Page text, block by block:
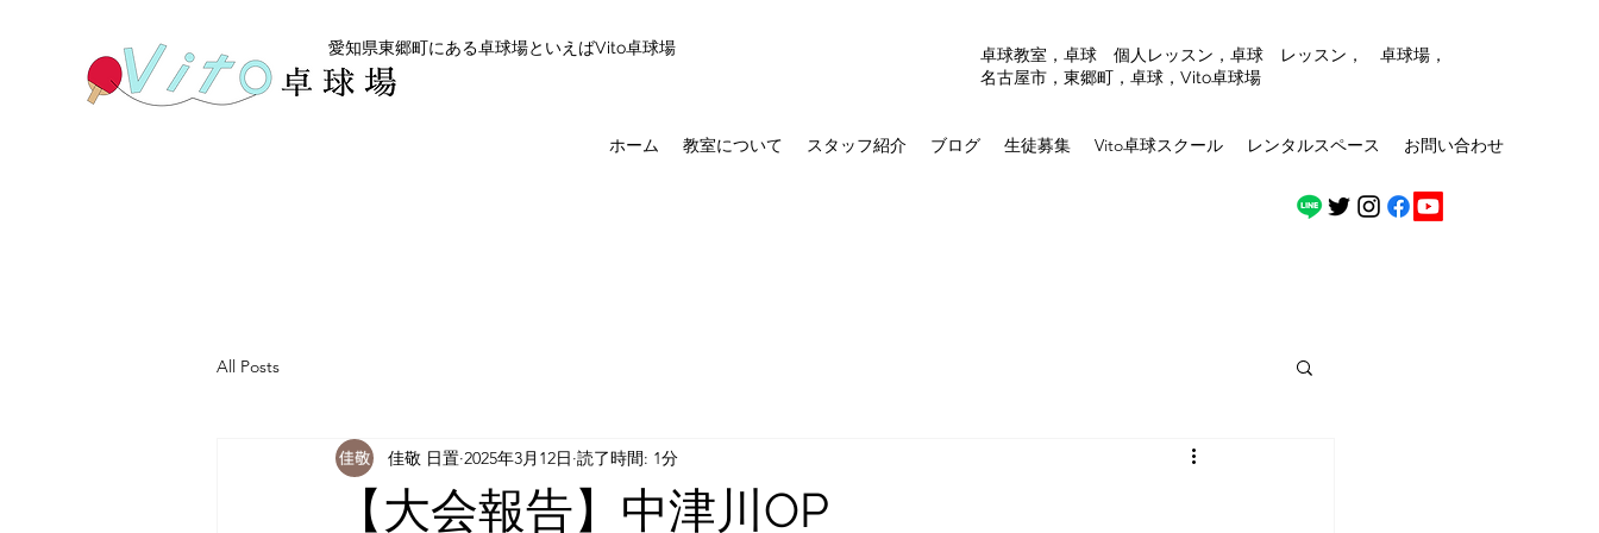
愛知県東郷町にある卓球場といえばVito卓球場
​卓球教室，卓球 個人レッスン，卓球 レッスン， 卓球場，
​名古屋市，東郷町，卓球，Vito卓球場
ホーム 教室について スタッフ紹介 ブログ 生徒募集 Vito卓球スクール レンタルスペース お問い合わせ
All Posts
【大会報告】中津川OP
佳敬 日置 2025年3月12日 読了時間: 1分